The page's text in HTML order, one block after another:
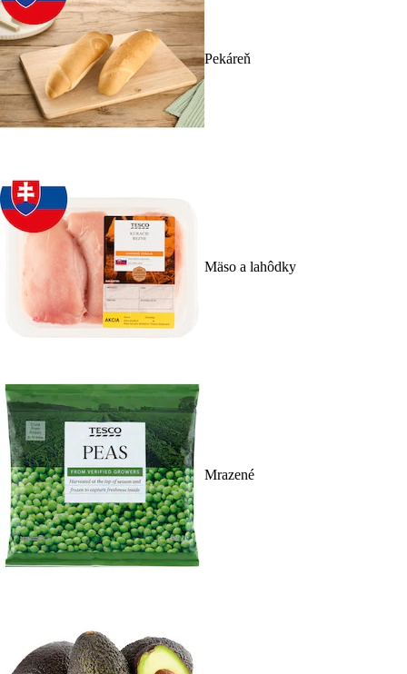
Pekáreň
Mäso a lahôdky
Mrazené